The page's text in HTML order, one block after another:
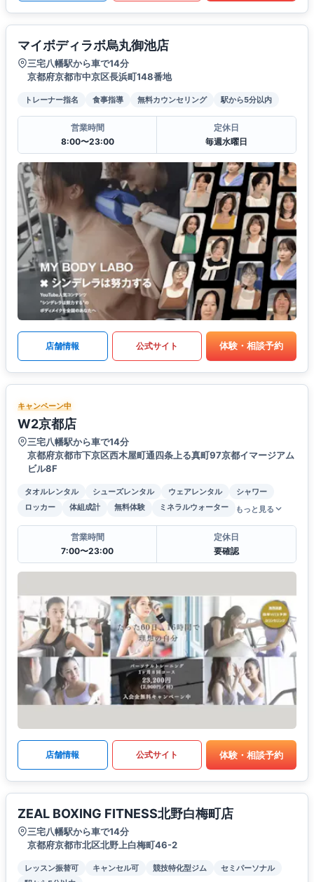
マイボディラボ烏丸御池店
三宅八幡駅から車で14分
京都府京都市中京区長浜町148番地
トレーナー指名 食事指導 無料カウンセリング 駅から5分以内
営業時間
8:00〜23:00
定休日
毎週水曜日
店舗情報 公式サイト 体験・相談予約
キャンペーン中
W2京都店
三宅八幡駅から車で14分
京都府京都市下京区西木屋町通四条上る真町97京都イマージアム
ビル8F
タオルレンタル シューズレンタル ウェアレンタル
シャワー
ロッカー
体組成計 無料体験 ミネラルウォーター もっと見る
営業時間
7:00〜23:00
定休日
要確認
店舗情報 公式サイト 体験・相談予約
ZEAL BOXING FITNESS北野白梅町店
三宅八幡駅から車で14分
京都府京都市北区北野上白梅町46-2
レッスン振替可 キャンセル可 競技特化型ジム
セミパーソナル